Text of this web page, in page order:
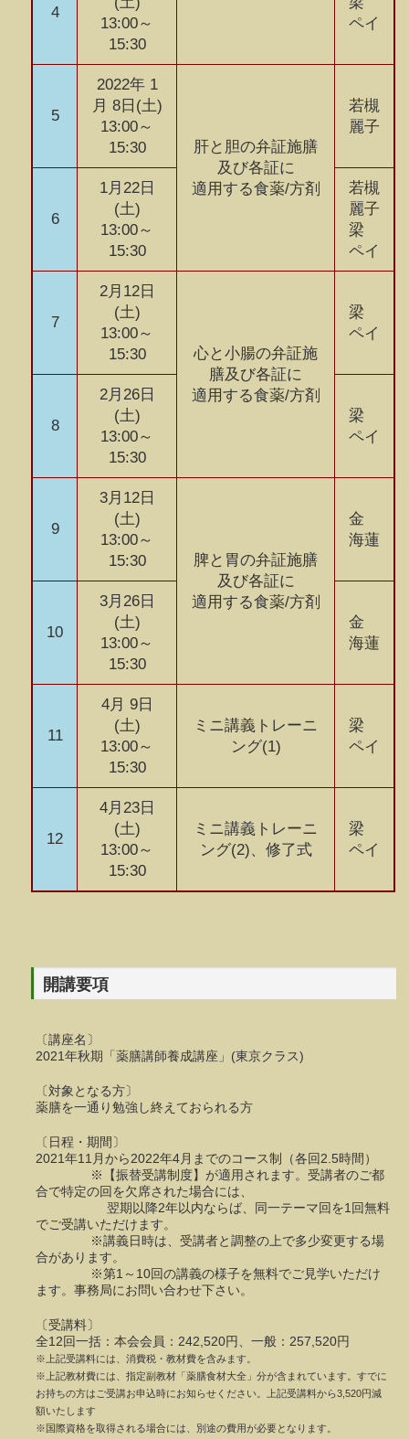
4
13:00～
15:30
ペイ
5
2022年 1
月 8日(土)
13:00～
15:30
肝と胆の弁証施膳
及び各証に
適用する食薬/方剤
若槻
麗子
6
1月22日
(土)
13:00～
15:30
若槻
麗子
梁
ペイ
7
2月12日
(土)
13:00～
15:30
心と小腸の弁証施
膳及び各証に
適用する食薬/方剤
梁
ペイ
8
2月26日
(土)
13:00～
15:30
梁
ペイ
9
3月12日
(土)
13:00～
15:30
脾と胃の弁証施膳
及び各証に
適用する食薬/方剤
金
海蓮
10
3月26日
(土)
13:00～
15:30
金
海蓮
11
4月 9日
(土)
13:00～
15:30
ミニ講義トレーニ
ング(1)
梁
ペイ
12
4月23日
(土)
13:00～
15:30
ミニ講義トレーニ
ング(2)、修了式
梁
ペイ
開講要項
〔講座名〕
2021年秋期「薬膳講師養成講座」(東京クラス)
〔対象となる方〕
薬膳を一通り勉強し終えておられる方
〔日程・期間〕
2021年11月から2022年4月までのコース制（各回2.5時間）
※【振替受講制度】が適用されます。受講者のご都
合で特定の回を欠席された場合には、
翌期以降2年以内ならば、同一テーマ回を1回無料
でご受講いただけます。
※講義日時は、受講者と調整の上で多少変更する場
合があります。
※第1～10回の講義の様子を無料でご見学いただけ
ます。事務局にお問い合わせ下さい。
〔受講料〕
全12回一括：本会会員：242,520円、一般：257,520円
※上記受講料には、消費税・教材費を含みます。
※上記教材費には、指定副教材「薬膳食材大全」分が含まれています。すでに
お持ちの方はご受講お申込時にお知らせください。上記受講料から3,520円減
額いたします
※国際資格を取得される場合には、別途の費用が必要となります。